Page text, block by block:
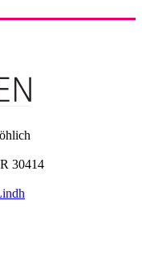
30414